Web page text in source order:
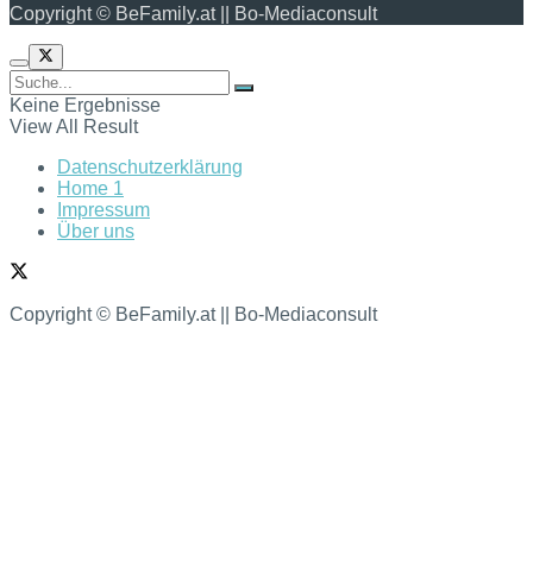
Copyright © BeFamily.at || Bo-Mediaconsult
Keine Ergebnisse
View All Result
Datenschutzerklärung
Home 1
Impressum
Über uns
Copyright © BeFamily.at || Bo-Mediaconsult